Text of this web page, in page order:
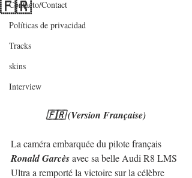
Contacto/Contact
Políticas de privacidad
Tracks
skins
Interview
🇫🇷
🇫🇷 (Version Française)
La caméra embarquée du pilote français
Ronald Garcès avec sa belle Audi R8 LMS
Ultra a remporté la victoire sur la célèbre